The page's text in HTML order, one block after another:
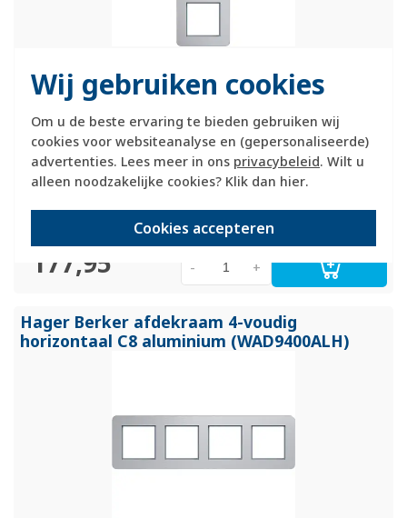
Wij gebruiken cookies
Om u de beste ervaring te bieden gebruiken wij
cookies voor websiteanalyse en (gepersonaliseerde)
advertenties. Lees meer in ons privacybeleid. Wilt u
alleen noodzakelijke cookies? Klik dan hier.
Cookies accepteren
Hager Berker viervoudig afdekraam, voor verticale montage.
Afmetingen: 88x301x10mm. Gemaakt van geanodiseerd,
geborsteld aluminium. Serie: C.8, kleur: aluminium (RAL
9007).Meer informatie »
Verwachte levertijd:
1-2 weken
177,95 +
-
Hager Berker afdekraam 4-voudig
horizontaal C8 aluminium (WAD9400ALH)